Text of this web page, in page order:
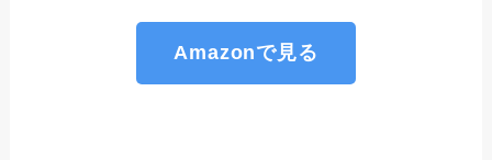
Amazonで見る